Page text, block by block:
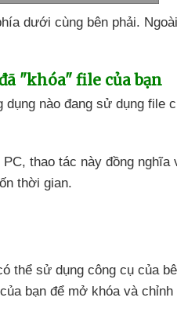
dưới cùng bên phải.
"khóa" file của bạn
dụng nào đang sử dụng file
PC, thao tác này đồng nghĩa
thời gian.
thể sử dụng công cụ của
của bạn để mở khóa và chỉnh